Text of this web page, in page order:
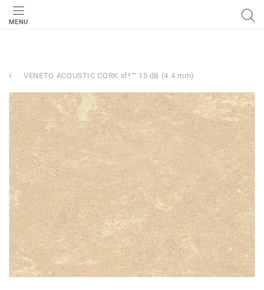
MENU
VENETO ACOUSTIC CORK xf²™ 15 dB (4.4 mm)